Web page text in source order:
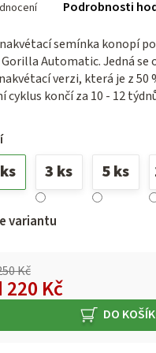
Podrobnosti
semínka konopí
Automatic. Jedná se
verzi, která je z 50
cyklus končí za 10 - 12
3 ks 5 ks
variantu
Kč
220 Kč
cena:
DO